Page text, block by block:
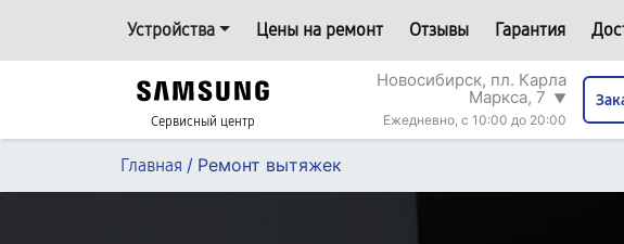
Устройства Цены на ремонт Отзывы Гарантия
Сервисный центр
Новосибирск, пл. Карла
Маркса, 7 ▼
Ежедневно, с 10:00 до 20:00
Главная / Ремонт вытяжек